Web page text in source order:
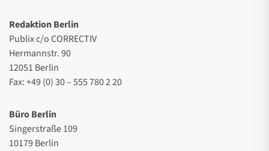
Redaktion Berlin
Publix c/o CORRECTIV
Hermannstr. 90
12051 Berlin
Fax: +49 (0) 30 – 555 780 2 20
Büro Berlin
Singerstraße 109
10179 Berlin